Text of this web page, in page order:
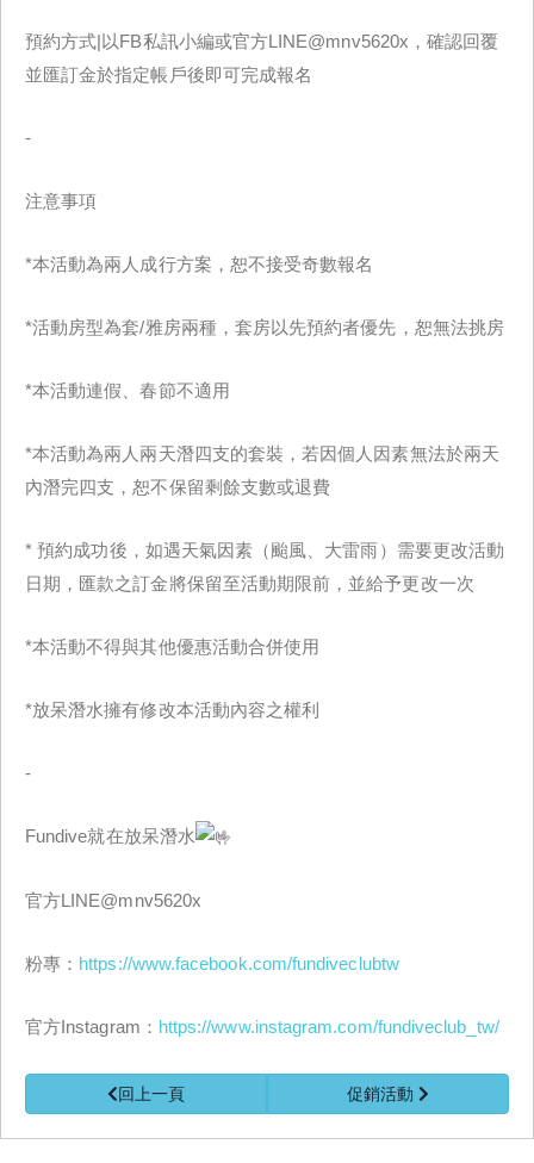
預約方式|以FB私訊小編或官方LINE@mnv5620x，確認回覆
並匯訂金於指定帳戶後即可完成報名
-
注意事項
*本活動為兩人成行方案，恕不接受奇數報名
*活動房型為套/雅房兩種，套房以先預約者優先，恕無法挑房
*本活動連假、春節不適用
*本活動為兩人兩天潛四支的套裝，若因個人因素無法於兩天
內潛完四支，恕不保留剩餘支數或退費
* 預約成功後，如遇天氣因素（颱風、大雷雨）需要更改活動
日期，匯款之訂金將保留至活動期限前，並給予更改一次
*本活動不得與其他優惠活動合併使用
*放呆潛水擁有修改本活動內容之權利
-
Fundive就在放呆潛水
官方LINE@mnv5620x
粉專： https://www.facebook.com/fundiveclubtw
官方Instagram： https://www.instagram.com/fundiveclub_tw/
回上一頁 促銷活動